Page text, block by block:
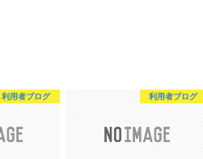
利用者ブログ 利用者ブログ